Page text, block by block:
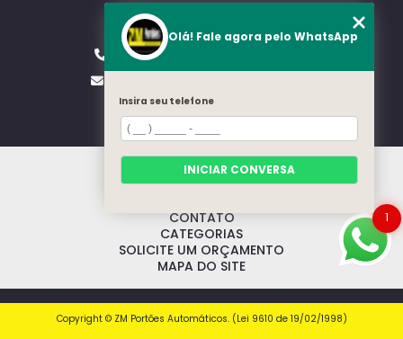
Contato
(11) 2143-4826
HOME
SOBRE NÓS
CONTATO
CATEGORIAS
SOLICITE UM ORÇAMENTO
MAPA DO SITE
Copyright © ZM Portões Automáticos. (Lei 9610 de 19/02/1998)
1
Olá! Fale agora pelo WhatsApp
Insira seu telefone
INICIAR CONVERSA